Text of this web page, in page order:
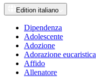
Edition italiano
Dipendenza
Adolescente
Adozione
Adorazione eucaristica
Affido
Allenatore